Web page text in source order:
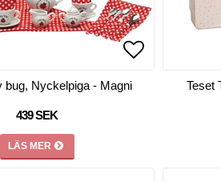
Lägg till i
bug, Nyckelpiga - Magni
439 SEK
LÄS MER
Teset